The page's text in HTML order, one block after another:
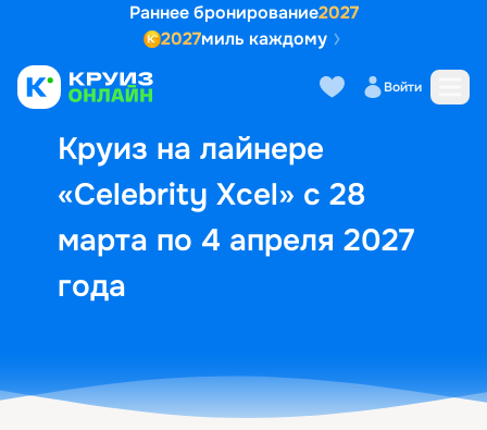
Раннее бронирование2027
2027миль каждому
Войти
Круиз на лайнере
«Celebrity Xcel» с 28
марта по 4 апреля 2027
года
Выбор кают Маршрут и